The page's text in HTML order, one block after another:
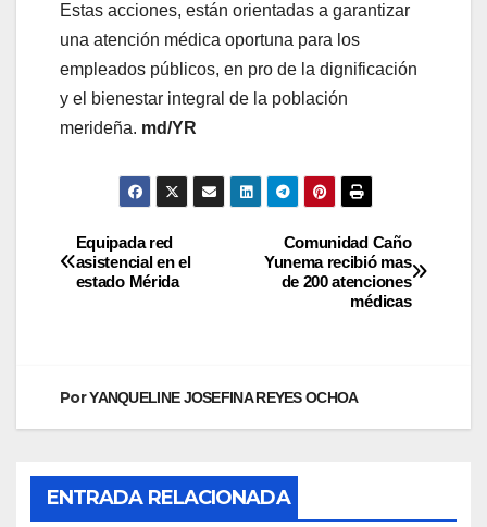
Estas acciones, están orientadas a garantizar
una atención médica oportuna para los
empleados públicos, en pro de la dignificación
y el bienestar integral de la población
merideña. md/YR
Comunidad Caño
Yunema recibió mas
de 200 atenciones
médicas
Equipada red
asistencial en el
estado Mérida
PorYANQUELINE JOSEFINA REYES OCHOA
ENTRADA RELACIONADA